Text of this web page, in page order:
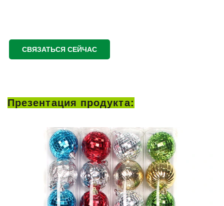
СВЯЗАТЬСЯ СЕЙЧАС
Презентация продукта: